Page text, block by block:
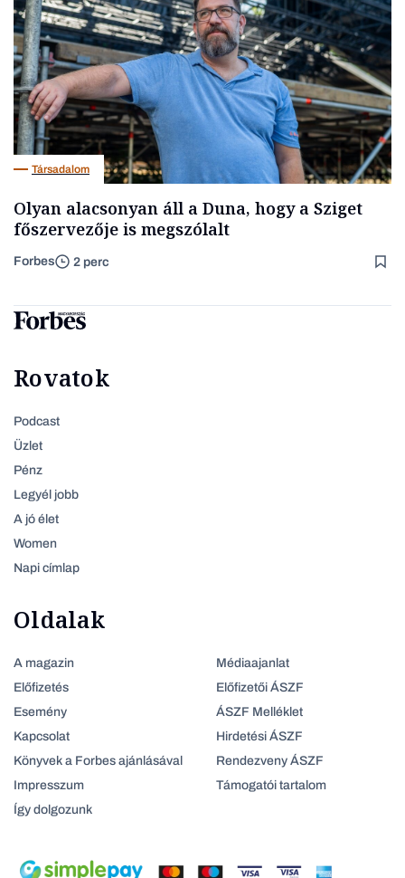
Társadalom
Olyan alacsonyan áll a Duna, hogy a Sziget
főszervezője is megszólalt
Forbes 2 perc
Rovatok
Podcast
Üzlet
Pénz
Legyél jobb
A jó élet
Women
Napi címlap
Oldalak
A magazin
Előfizetés
Esemény
Kapcsolat
Könyvek a Forbes ajánlásával
Impresszum
Így dolgozunk
Médiaajanlat
Előfizetői ÁSZF
ÁSZF Melléklet
Hirdetési ÁSZF
Rendezveny ÁSZF
Támogatói tartalom